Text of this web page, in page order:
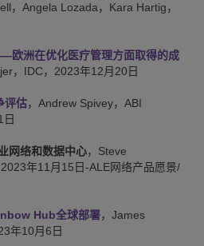
，Angela Lozada，Kara Hartig，
欧洲在优化医疗管理方面取得的成
，IDC，2023年12月20日
评估，Andrew Spivey，ABI
网络和数据中心，Steve
年11月15日-ALE网络产品愿景/
Hub全球部署，James
年10月6日